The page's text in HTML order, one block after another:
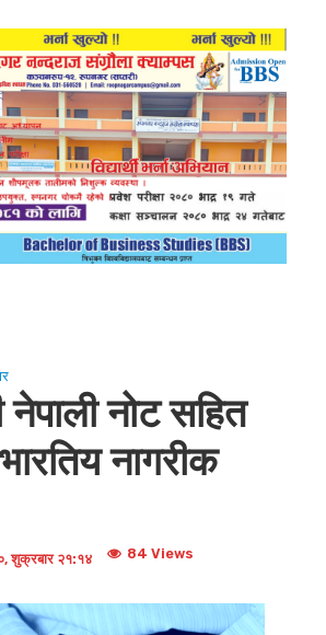
नोट सहित
नागरीक
शुक्रबार २१:१४ 84 Views